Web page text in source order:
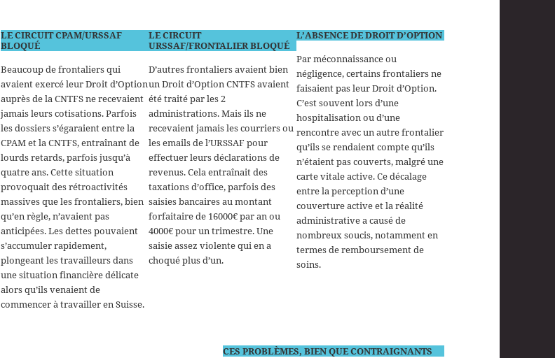
LE CIRCUIT CPAM/URSSAF
BLOQUÉ
Beaucoup de frontaliers qui
avaient exercé leur Droit d’Option
auprès de la CNTFS ne recevaient
jamais leurs cotisations. Parfois
les dossiers s’égaraient entre la
CPAM et la CNTFS, entraînant de
lourds retards, parfois jusqu’à
quatre ans. Cette situation
provoquait des rétroactivités
massives que les frontaliers, bien
qu’en règle, n’avaient pas
anticipées. Les dettes pouvaient
s’accumuler rapidement,
plongeant les travailleurs dans
une situation financière délicate
alors qu’ils venaient de
commencer à travailler en Suisse.
LE CIRCUIT
URSSAF/FRONTALIER BLOQUÉ
D’autres frontaliers avaient bien
un Droit d’Option CNTFS avaient
été traité par les 2
administrations. Mais ils ne
recevaient jamais les courriers ou
les emails de l’URSSAF pour
effectuer leurs déclarations de
revenus. Cela entraînait des
taxations d’office, parfois des
saisies bancaires au montant
forfaitaire de 16000€ par an ou
4000€ pour un trimestre. Une
saisie assez violente qui en a
choqué plus d’un.
L’ABSENCE DE DROIT D’OPTION
Par méconnaissance ou
négligence, certains frontaliers ne
faisaient pas leur Droit d’Option.
C’est souvent lors d’une
hospitalisation ou d’une
rencontre avec un autre frontalier
qu’ils se rendaient compte qu’ils
n’étaient pas couverts, malgré une
carte vitale active. Ce décalage
entre la perception d’une
couverture active et la réalité
administrative a causé de
nombreux soucis, notamment en
termes de remboursement de
soins.
CES PROBLÈMES, BIEN QUE CONTRAIGNANTS